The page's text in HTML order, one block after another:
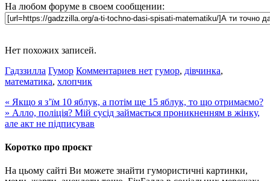
На любом форуме в своем сообщении:
Нет похожих записей.
Гадззилла Гумор Комментариев нет гумор, дівчинка,
математика, хлопчик
« Якщо я з’їм 10 яблук, а потім ще 15 яблук, то що отримаємо?
» Алло, поліція? Мій сусід займається проникненням в жінку,
але акт не підписував
Коротко про проєкт
На цьому сайті Ви можете знайти гумористичні картинки,